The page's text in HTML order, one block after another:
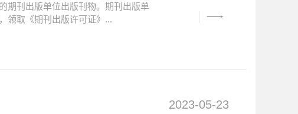
期刊出版单位出版刊物。期刊出版单
领取《期刊出版许可证》...
2023-05-23